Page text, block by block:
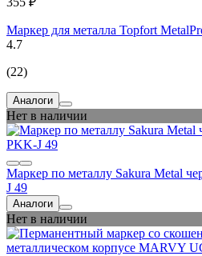
Маркер для металла Topfort
4.7
(22)
Аналоги
Нет в наличии
Маркер по металлу Sakura Metal
J 49
Аналоги
Нет в наличии